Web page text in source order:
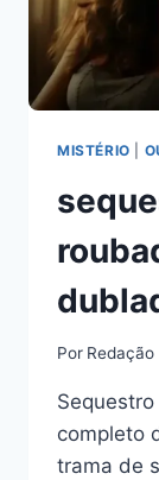
MISTÉRIO
Por Redação
completo
trama de